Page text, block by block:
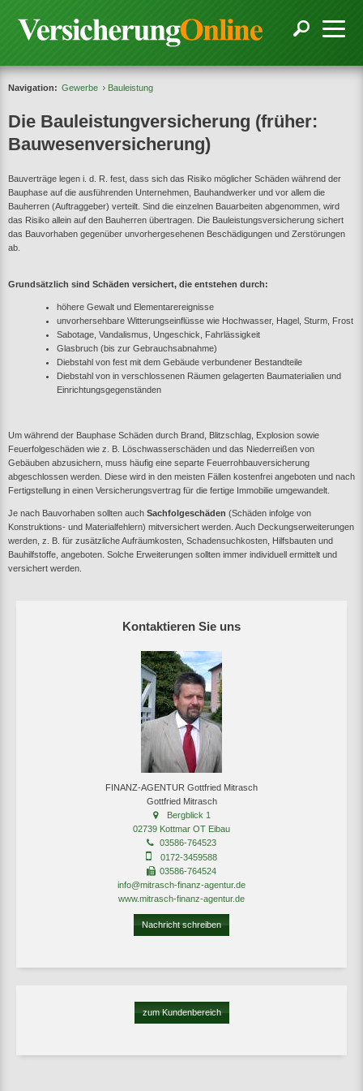
Kontaktieren Sie uns
FINANZ-AGENTUR Gottfried Mitrasch
Gottfried Mitrasch
Bergblick 1
02739 Kottmar OT Eibau
03586-764523
0172-3459588
03586-764524
info@mitrasch-finanz-agentur.de
www.mitrasch-finanz-agentur.de
Nachricht schreiben
zum Kundenbereich
Navigation: Gewerbe Bauleistung
Die Bauleistungversicherung (früher:
Bauwesenversicherung)
Bauverträge legen i. d. R. fest, dass sich das Risiko möglicher Schäden während der
Bauphase auf die ausführenden Unternehmen, Bauhandwerker und vor allem die
Bauherren (Auftraggeber) verteilt. Sind die einzelnen Bauarbeiten abgenommen, wird
das Risiko allein auf den Bauherren übertragen. Die Bauleistungsversicherung sichert
das Bauvorhaben gegenüber unvorhergesehenen Beschädigungen und Zerstörungen
ab.
Grundsätzlich sind Schäden versichert, die entstehen durch:
höhere Gewalt und Elementarereignisse
unvorhersehbare Witterungseinflüsse wie Hochwasser, Hagel, Sturm, Frost
Sabotage, Vandalismus, Ungeschick, Fahrlässigkeit
Glasbruch (bis zur Gebrauchsabnahme)
Diebstahl von fest mit dem Gebäude verbundener Bestandteile
Diebstahl von in verschlossenen Räumen gelagerten Baumaterialien und
Einrichtungsgegenständen
Um während der Bauphase Schäden durch Brand, Blitzschlag, Explosion sowie
Feuerfolgeschäden wie z. B. Löschwasserschäden und das Niederreißen von
Gebäuben abzusichern, muss häufig eine separte Feuerrohbauversicherung
abgeschlossen werden. Diese wird in den meisten Fällen kostenfrei angeboten und nach
Fertigstellung in einen Versicherungsvertrag für die fertige Immobilie umgewandelt.
Je nach Bauvorhaben sollten auch Sachfolgeschäden (Schäden infolge von
Konstruktions- und Materialfehlern) mitversichert werden. Auch Deckungserweiterungen
werden, z. B. für zusätzliche Aufräumkosten, Schadensuchkosten, Hilfsbauten und
Bauhilfstoffe, angeboten. Solche Erweiterungen sollten immer individuell ermittelt und
versichert werden.